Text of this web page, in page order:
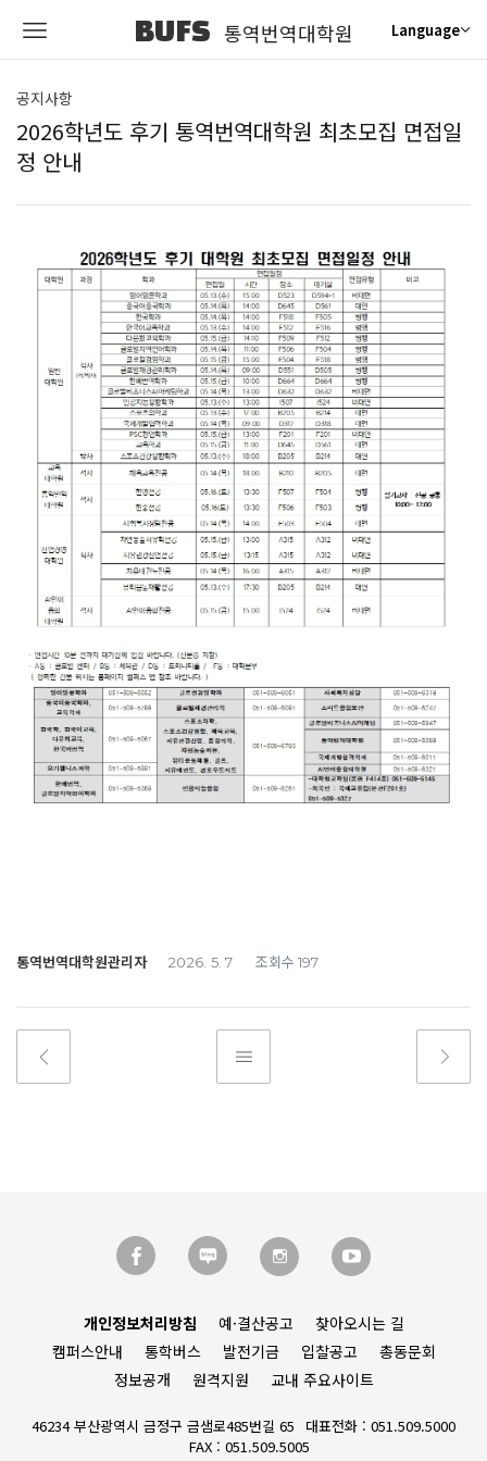
BUFS 통역번역대학원 Language
공지사항
2026학년도 후기 통역번역대학원 최초모집 면접일
정 안내
통역번역대학원관리자 2026. 5. 7 조회수 197
개인정보처리방침 예·결산공고
찾아오시는 길
캠퍼스안내
통학버스 발전기금 입찰공고
총동문회
정보공개
원격지원 교내 주요사이트
46234 부산광역시 금정구 금샘로485번길 65
대표전화 : 051.509.5000
FAX : 051.509.5005